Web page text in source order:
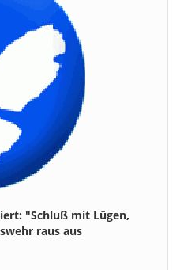
"Schluß mit Lügen,
raus aus